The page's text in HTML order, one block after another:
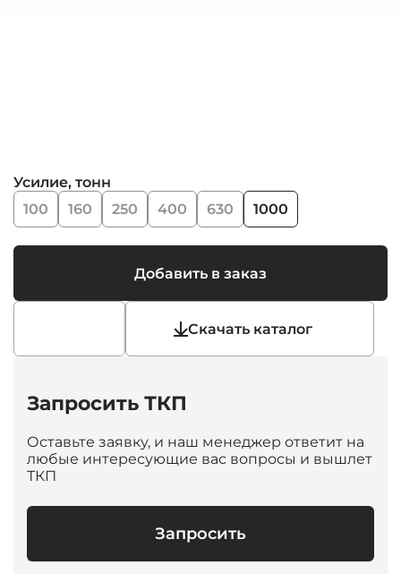
Усилие, тонн
100
160 250 400 630 1000
Добавить в заказ
Скачать каталог
Запросить ТКП
Оставьте заявку, и наш менеджер ответит на
любые интересующие вас вопросы и вышлет
ТКП
Запросить